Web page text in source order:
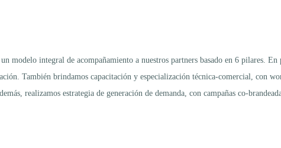
modelo integral de acompañamiento a nuestros partners basado en 6 pilares.
También brindamos capacitación y especialización técnica-comercial, con
realizamos estrategia de generación de demanda, con campañas co-